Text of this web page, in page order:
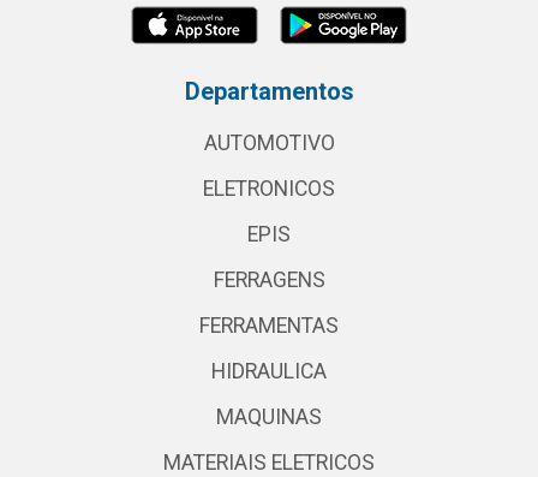
Departamentos
AUTOMOTIVO
ELETRONICOS
EPIS
FERRAGENS
FERRAMENTAS
HIDRAULICA
MAQUINAS
MATERIAIS ELETRICOS